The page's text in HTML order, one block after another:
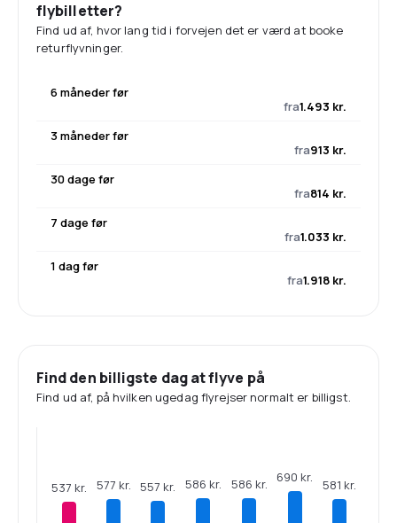
flybilletter?
Find ud af, hvor lang tid i forvejen det er værd at booke
returflyvninger.
6 måneder før
fra1.493 kr.
3 måneder før
fra913 kr.
30 dage før
fra814 kr.
7 dage før
fra1.033 kr.
1 dag før
fra1.918 kr.
Find den billigste dag at flyve på
Find ud af, på hvilken ugedag flyrejser normalt er billigst.
537 kr. 577 kr. 557 kr. 586 kr. 586 kr. 690 kr. 581 kr.